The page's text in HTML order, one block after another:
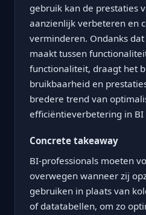
gebruik kan de prestaties
aanzienlijk verbeteren en
verminderen. Ondanks
maakt tussen
functionaliteit, draagt het
bruikbaarheid en
bredere trend van
efficiëntieverbetering in BI
Concrete takeaway
BI-professionals moeten
overwegen wanneer zij
gebruiken in plaats van
of datatabellen, om zo